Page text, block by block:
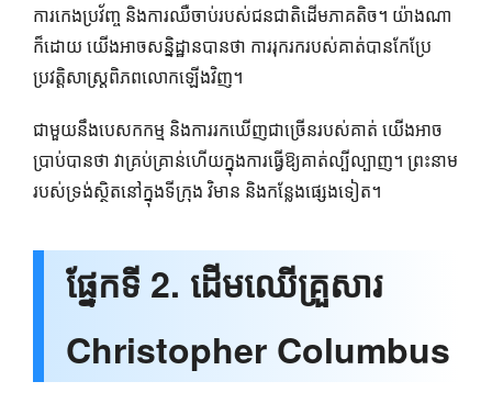
ការកេងប្រវ័ញ្ច និងការឈឺចាប់របស់ជនជាតិដើមភាគតិច។ យ៉ាងណា
ក៏ដោយ យើងអាចសន្និដ្ឋានបានថា ការរុករករបស់គាត់បានកែប្រែ
ប្រវត្តិសាស្ត្រពិភពលោកឡើងវិញ។
ជាមួយនឹងបេសកកម្ម និងការរកឃើញជាច្រើនរបស់គាត់ យើងអាច
ប្រាប់បានថា វាគ្រប់គ្រាន់ហើយក្នុងការធ្វើឱ្យគាត់ល្បីល្បាញ។ ព្រះ​នាម​
របស់​ទ្រង់​ស្ថិត​នៅ​ក្នុង​ទីក្រុង វិមាន និង​កន្លែង​ផ្សេង​ទៀត។
ផ្នែកទី 2. ដើមឈើគ្រួសារ
Christopher Columbus